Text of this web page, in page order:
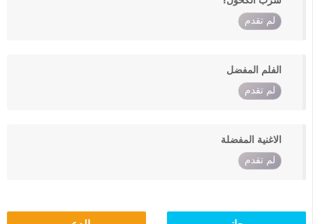
لم تقدم
الفلم المفضل
لم تقدم
الاغنية المفضلة
لم تقدم